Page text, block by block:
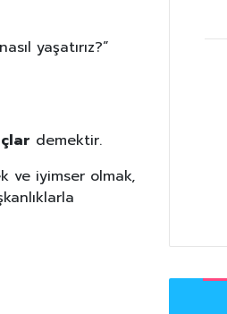
yaşatırız?”
demektir.
ve iyimser olmak,